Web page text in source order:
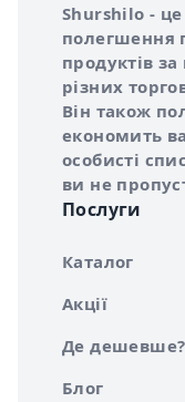
Про сервіс
Shurshilo -
полегшення
продуктів
різних
Він також
економить
особисті
ви не
Послуги
Каталог
Акції
Де дешевше?
Блог